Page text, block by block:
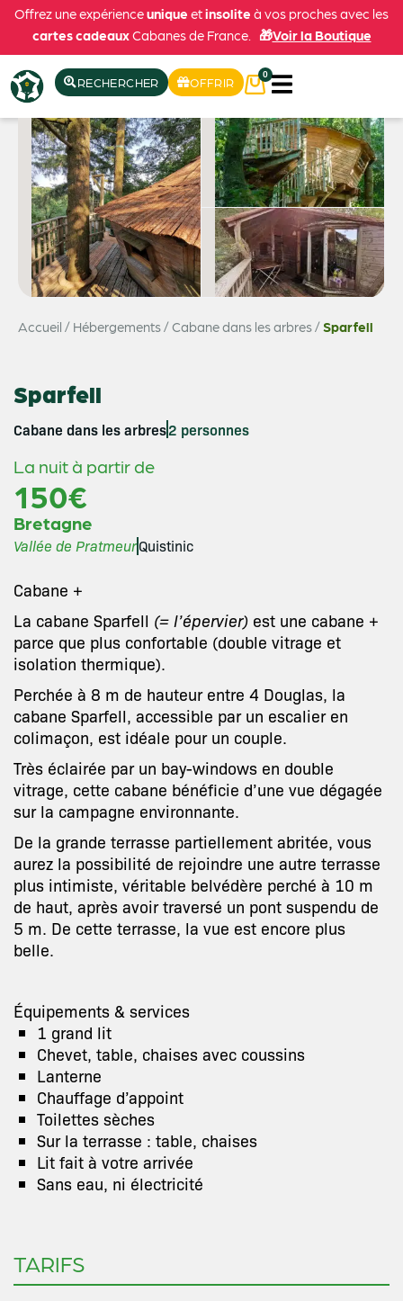
Offrez une expérienceunique etinsolite à vos proches avec les
cartes cadeauxCabanes de France. 🎁Voir la Boutique
RECHERCHER OFFRIR
0
Accueil / Hébergements/Cabane dans les arbres/Sparfell
Sparfell
Cabane dans les arbres2 personnes
La nuit à partir de
150€
Bretagne
Vallée de PratmeurQuistinic
Cabane +
La cabane Sparfell (= l’épervier) est une cabane +
parce que plus confortable (double vitrage et
isolation thermique).
Perchée à 8 m de hauteur entre 4 Douglas, la
cabane Sparfell, accessible par un escalier en
colimaçon, est idéale pour un couple.
Très éclairée par un bay-windows en double
vitrage, cette cabane bénéficie d’une vue dégagée
sur la campagne environnante.
De la grande terrasse partiellement abritée, vous
aurez la possibilité de rejoindre une autre terrasse
plus intimiste, véritable belvédère perché à 10 m
de haut, après avoir traversé un pont suspendu de
5 m. De cette terrasse, la vue est encore plus
belle.
Équipements & services
1 grand lit
Chevet, table, chaises avec coussins
Lanterne
Chauffage d’appoint
Toilettes sèches
Sur la terrasse : table, chaises
Lit fait à votre arrivée
Sans eau, ni électricité
TARIFS